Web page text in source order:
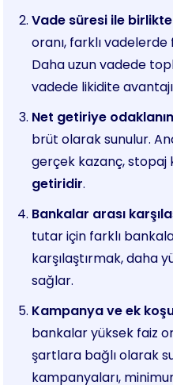
Vade süresi ile
oranı, farklı
Daha uzun vadede
vadede likidite
Net getiriye
brüt olarak sunulur.
gerçek kazanç, stopaj
getiridir.
Bankalar arası
tutar için farklı
karşılaştırmak, daha
sağlar.
Kampanya ve ek
bankalar yüksek faiz
şartlara bağlı olarak
kampanyaları,